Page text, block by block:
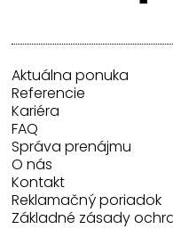
Aktuálna ponuka
Referencie
Kariéra
FAQ
Správa prenájmu
O nás
Kontakt
Reklamačný poriadok
Základné zásady